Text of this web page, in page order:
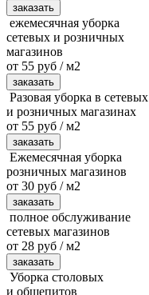
заказать
ежемесячная уборка
сетевых и розничных
магазинов
от 55 руб / м2
заказать
Разовая уборка в сетевых
и розничных магазинах
от 55 руб / м2
заказать
Ежемесячная уборка
розничных магазинов
от 30 руб / м2
заказать
полное обслуживание
сетевых магазинов
от 28 руб / м2
заказать
Уборка столовых
и общепитов